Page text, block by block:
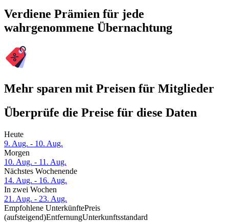
Verdiene Prämien für jede
wahrgenommene Übernachtung
Mehr sparen mit Preisen für Mitglieder
Überprüfe die Preise für diese Daten
Heute
9. Aug. - 10. Aug.
Morgen
10. Aug. - 11. Aug.
Nächstes Wochenende
14. Aug. - 16. Aug.
In zwei Wochen
21. Aug. - 23. Aug.
Empfohlene UnterkünftePreis
(aufsteigend)EntfernungUnterkunftsstandard